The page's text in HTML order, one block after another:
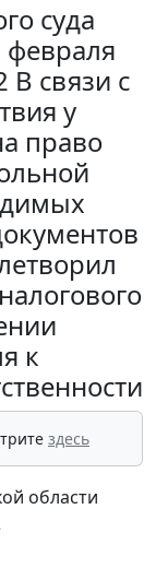
суда
февраля
В связи с
у
право
к
здесь
области